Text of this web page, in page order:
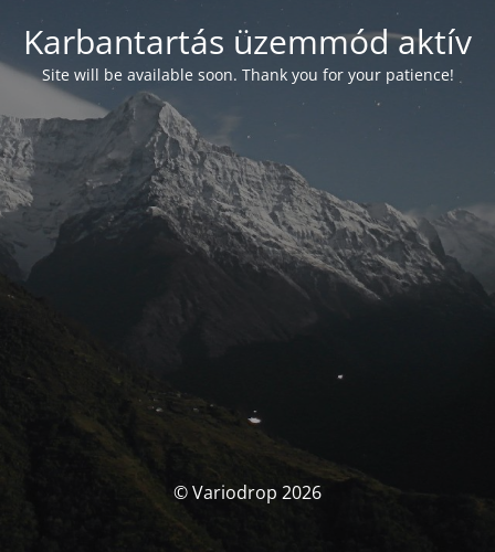
Karbantartás üzemmód aktív
Site will be available soon. Thank you for your patience!
© Variodrop 2026